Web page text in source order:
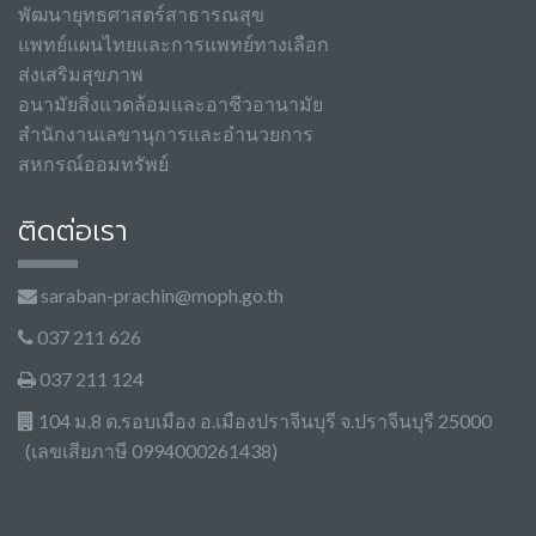
พัฒนายุทธศาสตร์สาธารณสุข
แพทย์แผนไทยและการแพทย์ทางเลือก
ส่งเสริมสุขภาพ
อนามัยสิ่งแวดล้อมและอาชีวอานามัย
สำนักงานเลขานุการและอำนวยการ
สหกรณ์ออมทรัพย์
ติดต่อเรา
saraban-prachin@moph.go.th
037 211 626
037 211 124
104 ม.8 ต.รอบเมือง อ.เมืองปราจีนบุรี จ.ปราจีนบุรี 25000
(เลขเสียภาษี 0994000261438)